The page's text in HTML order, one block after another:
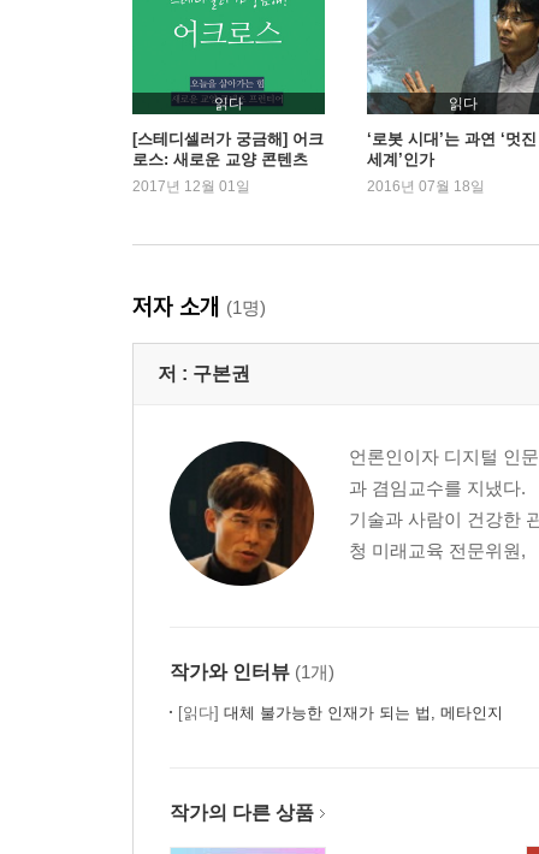
Chapter 5 여가의 인문학 | 노동은 로봇이, 우리에
노동은 기계가, 사람은 휴식을/ / 여가란 무엇인가
Chapter 6 관계의 심리학 | 감정을 지닌 휴머노이
로봇에 감정을 이식하다 / 로봇과 사랑을 나눌
것은 잔인한가 / 인간에게 감정이란
직면한 또 다른 물음
Chapter 8 호기심의 인류학 | 생각하는 기계에 대
Chapter 9 망각의 철학 | 망각 없는 세상, 우리가
기계 기억의 진화 / 잊혀질 권리 / 게이트키핑식
Chapter 10 디지털 문법 | 우리가 로봇의 언어를 배
읽다
[스테디셀러가 궁금해] 어크
로스: 새로운 교양 콘텐츠
프런티어
2017년 12월 01일
읽다
‘로봇 시대’는 과연 ‘멋
세계’인가
2016년 07월 18일
저자 소개 (1명)
저 : 구본권
언론인이자 디지털 인
과 겸임교수를 지냈다.
기술과 사람이 건강한
청 미래교육 전문위원,
작가와 인터뷰 (1개)
[읽다] 대체 불가능한 인재가 되는 법, 메타인지
작가의 다른 상품